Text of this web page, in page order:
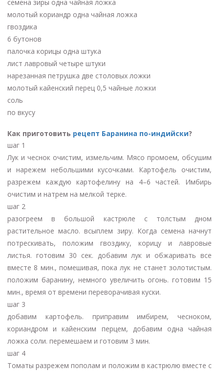
семена зиры одна чайная ложка
молотый кориандр одна чайная ложка
гвоздика
6 бутонов
палочка корицы одна штука
лист лавровый четыре штуки
нарезанная петрушка две столовых ложки
молотый кайенский перец 0,5 чайные ложки
соль
по вкусу
Как приготовить рецепт Баранина по-индийски?
шаг 1
Лук и чеснок очистим, измельчим. Мясо промоем, обсушим
и нарежем небольшими кусочками. Картофель очистим,
разрежем каждую картофелину на 4–6 частей. Имбирь
очистим и натрем на мелкой терке.
шаг 2
разогреем в большой кастрюле с толстым дном
растительное масло. всыплем зиру. Когда семена начнут
потрескивать, положим гвоздику, корицу и лавровые
листья. готовим 30 сек. добавим лук и обжаривать все
вместе 8 мин., помешивая, пока лук не станет золотистым.
положим баранину, немного увеличить огонь. готовим 15
мин., время от времени переворачивая куски.
шаг 3
добавим картофель. приправим имбирем, чесноком,
кориандром и кайенским перцем, добавим одна чайная
ложка соли. перемешаем и готовим 3 мин.
шаг 4
Томаты разрежем пополам и положим в кастрюлю вместе с